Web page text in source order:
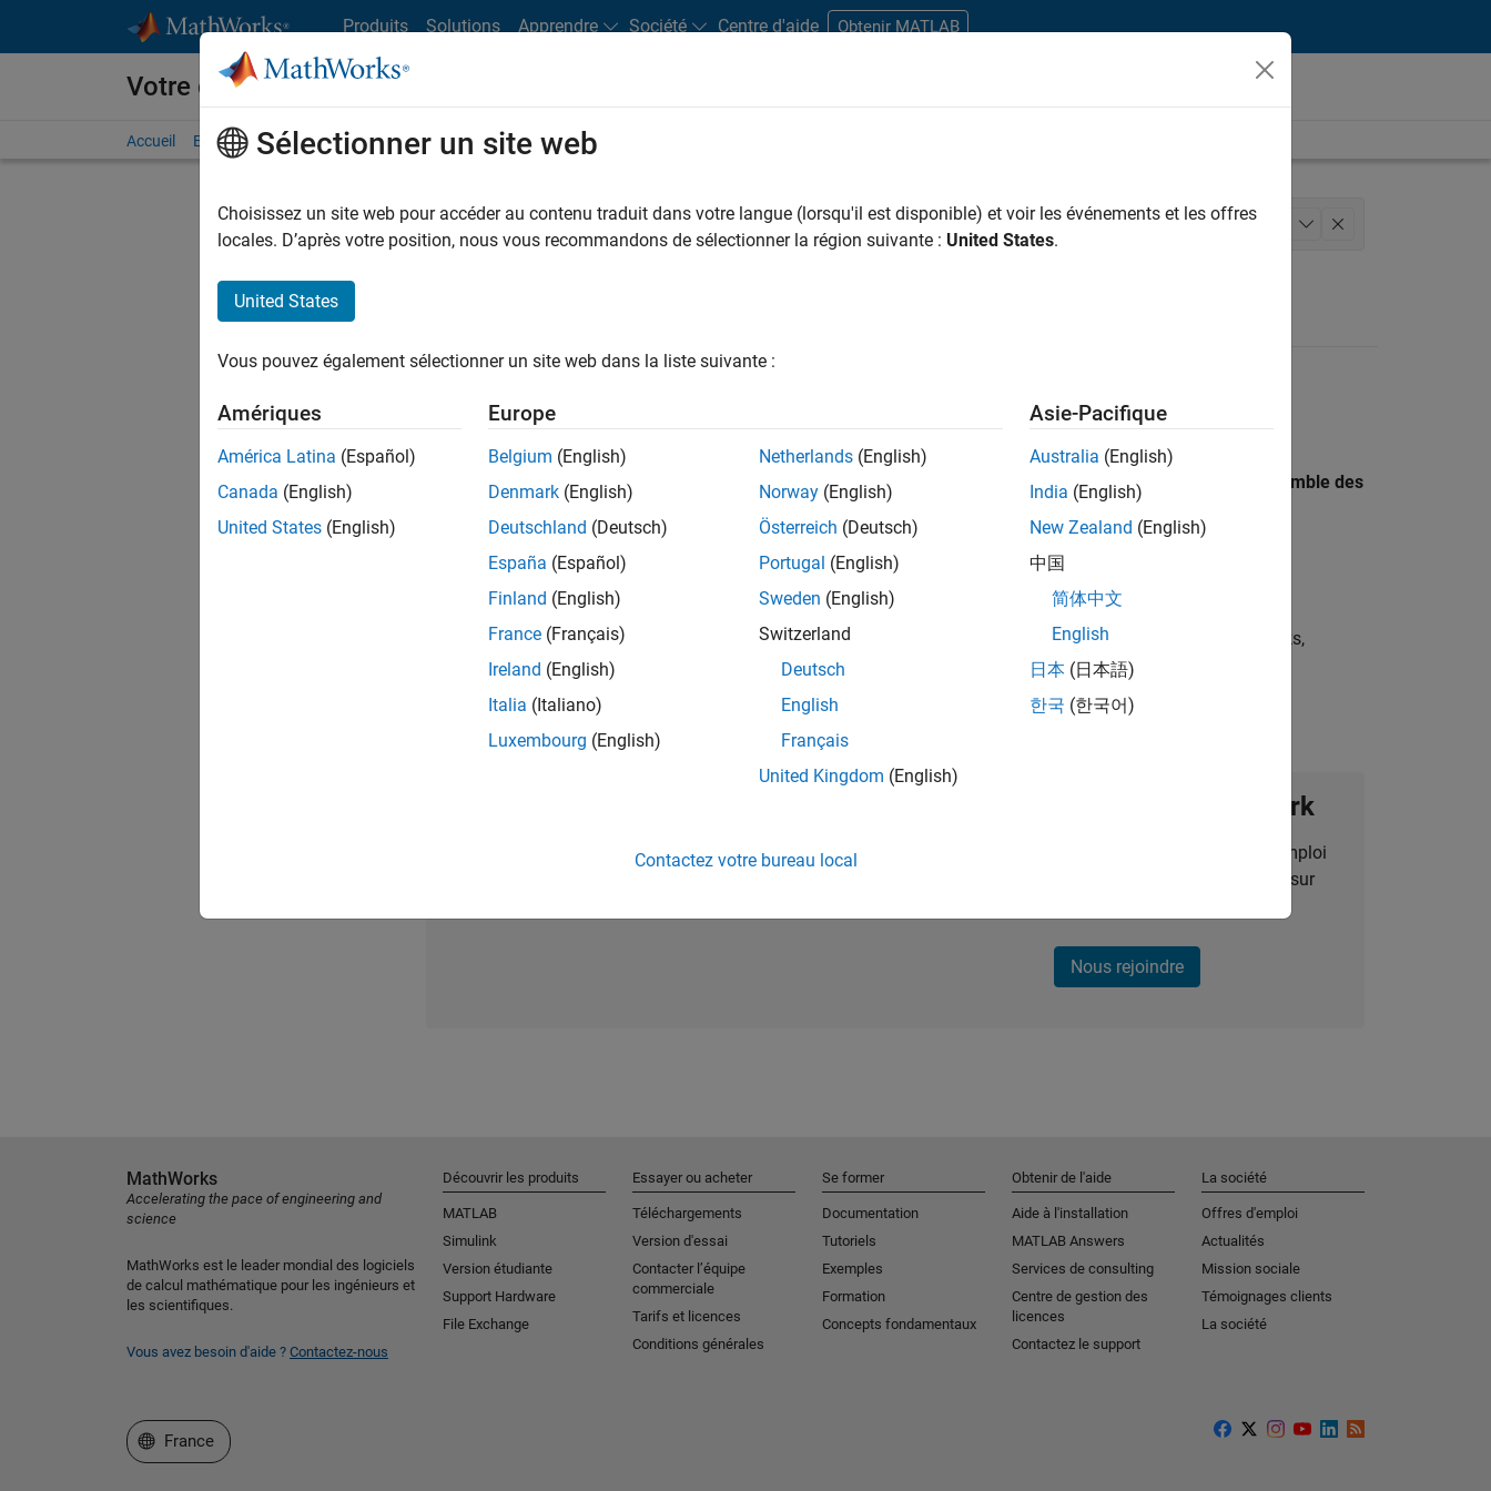
Produits Solutions Apprendre Société Centre d'aide Obtenir MATLAB
Votre carrière chez MathWorks
Accueil Explorer nos opportunités Adresses de nos bureaux Étudiants et carrières
FILTRER PAR Applications et outils commerciaux Globalisation Ingénierie de la qualité Ingénierie des processus logiciels
Les descriptions de poste n’ont pas toutes été traduites. Effectuez une recherche par lieu pour trouver l’ensemble des
opportunités de votre région.
Senior Software Quality Engineer
Senior Software Quality Engineer
FR-Meudon| Ingénierie de la qualité | Expérimenté(e)
Leverage your C/C++ development skills to design and develop test strategies, scalable test frameworks,
automated test suites, Hands-on testing for Polyspace.
Rejoignez notre Talent Network
Recevez des alertes pour des opportunités d'emploi
personnalisées, des articles et des actualités sur
Nous rejoindre
Sélectionner un site web
Choisissez un site web pour accéder au contenu traduit dans votre langue (lorsqu'il est disponible) et voir les événements et les offres
locales. D’après votre position, nous vous recommandons de sélectionner la région suivante : United States.
United States
Vous pouvez également sélectionner un site web dans la liste suivante :
Amériques
América Latina (Español)
Canada (English)
United States (English)
Europe
Belgium (English)
Denmark (English)
Deutschland (Deutsch)
España (Español)
Finland (English)
France (Français)
Ireland (English)
Italia (Italiano)
Luxembourg (English)
Netherlands (English)
Norway (English)
Österreich (Deutsch)
Portugal (English)
Sweden (English)
Switzerland
Deutsch
English
Français
United Kingdom (English)
Asie-Pacifique
Australia (English)
India (English)
New Zealand (English)
中国
简体中文
English
日本 (日本語)
한국 (한국어)
Contactez votre bureau local
MathWorks
Accelerating the pace of engineering and
science
MathWorks est le leader mondial des logiciels
de calcul mathématique pour les ingénieurs et
les scientifiques.
Vous avez besoin d'aide ? Contactez-nous
Découvrir les produits
MATLAB
Simulink
Version étudiante
Support Hardware
File Exchange
Essayer ou acheter
Téléchargements
Version d'essai
Contacter l’équipe
commerciale
Tarifs et licences
Conditions générales
Se former
Documentation
Tutoriels
Exemples
Formation
Concepts fondamentaux
Obtenir de l'aide
Aide à l'installation
MATLAB Answers
Services de consulting
Centre de gestion des
licences
Contactez le support
La société
Offres d'emploi
Actualités
Mission sociale
Témoignages clients
La société
Sélectionner un site web
France